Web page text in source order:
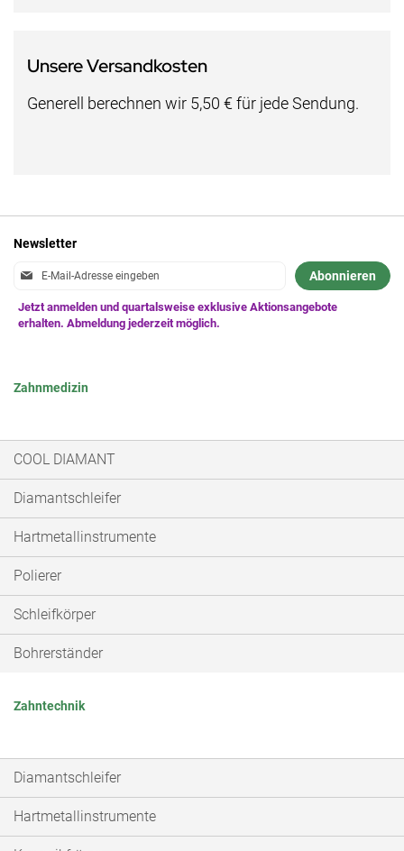
Unsere Versandkosten
Generell berechnen wir 5,50 € für jede Sendung.
Newsletter
Anmeldung
Newsletter:
Abonnieren
Zahnmedizin
COOL DIAMANT
Diamantschleifer
Hartmetallinstrumente
Polierer
Schleifkörper
Bohrerständer
Zahntechnik
Diamantschleifer
Hartmetallinstrumente